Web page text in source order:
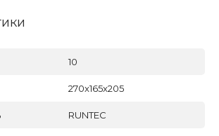
10
270x165x205
RUNTEC